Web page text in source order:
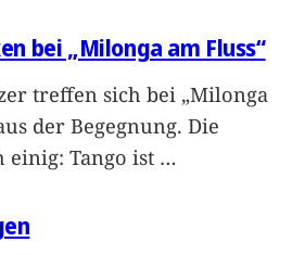
bei „Milonga am Fluss“
treffen sich bei „Milonga
der Begegnung. Die
einig: Tango ist …